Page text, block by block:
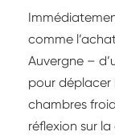
comme
Auvergne –
pour déplacer
chambres
réflexion sur